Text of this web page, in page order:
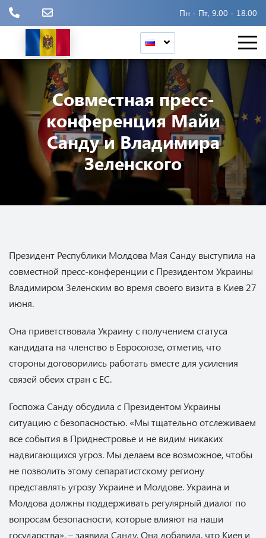
Пн - Пт, 9.00 - 18.00
Совместная пресс-
конференция Майи
Санду и Владимира
Зеленского
Президент Республики Молдова Мая Санду выступила на
совместной пресс-конференции с Президентом Украины
Владимиром Зеленским во время своего визита в Киев 27
июня.
Она приветствовала Украину с получением статуса
кандидата на членство в Евросоюзе, отметив, что
стороны договорились работать вместе для усиления
связей обеих стран с ЕС.
Госпожа Санду обсудила с Президентом Украины
ситуацию с безопасностью. «Мы тщательно отслеживаем
все события в Приднестровье и не видим никаких
надвигающихся угроз. Мы делаем все возможное, чтобы
не позволить этому сепаратистскому региону
представлять угрозу Украине и Молдове. Украина и
Молдова должны поддерживать регулярный диалог по
вопросам безопасности, которые влияют на наши
государства», – заявила Санду. Она добавила, что Киев и